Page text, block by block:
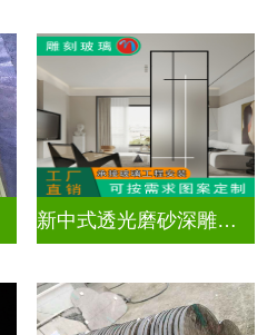
新中式透光磨砂深雕玻璃